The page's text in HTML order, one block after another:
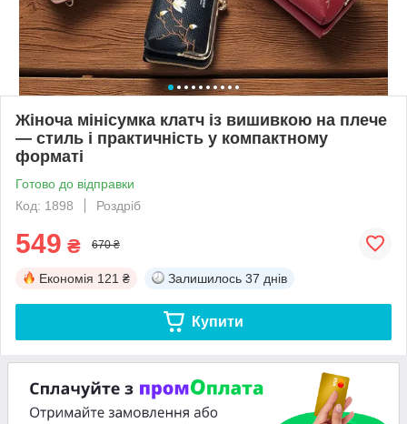
Жіноча мінісумка клатч із вишивкою на плече
— стиль і практичність у компактному
форматі
Готово до відправки
Код: 1898
Роздріб
549 ₴ 670 ₴
Економія 121 ₴ Залишилось 37 днів
Купити